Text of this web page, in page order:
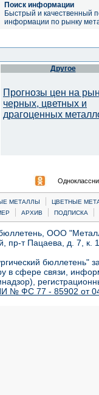
Поиск информации
Быстрый и качественный
информации по рынку
Другое
Прогнозы цен на
черных, цветных и
драгоценных
МЕТАЛЛЫ |
ЦВЕТНЫЕ
| АРХИВ | ПОДПИСКА |
ООО
пр-т Пацаева, д. 7,
бюллетень"
в сфере связи,
№ ФС 77 - 85902 от 04